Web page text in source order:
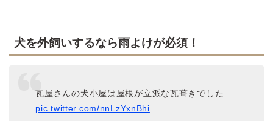
犬を外飼いするなら雨よけが必須！
瓦屋さんの犬小屋は屋根が立派な瓦葺きでした
pic.twitter.com/nnLzYxnBhi